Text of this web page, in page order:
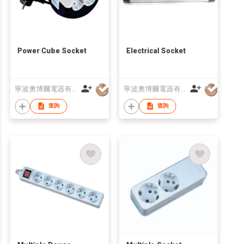
Power Cube Socket
查詢
Electrical Socket
查詢